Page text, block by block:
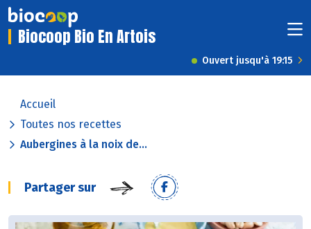
Biocoop Bio En Artois
Ouvert jusqu'à 19:15
Accueil
Toutes nos recettes
Aubergines à la noix de...
Partager sur